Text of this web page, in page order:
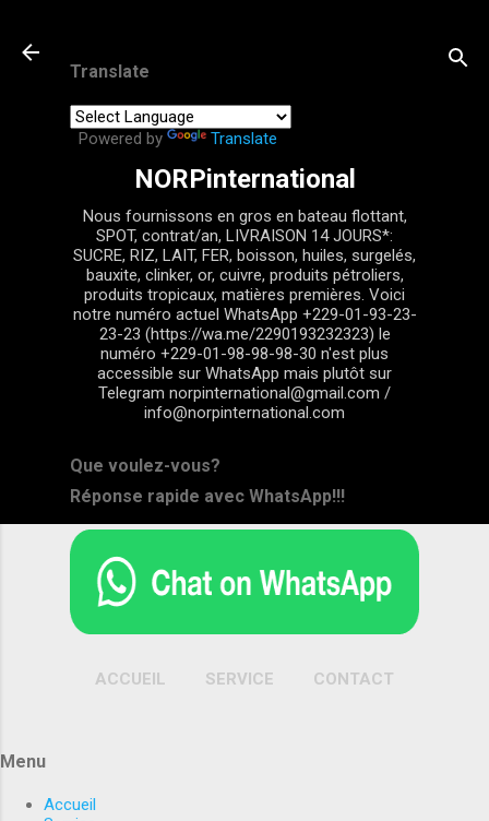
Translate
Powered by Translate
NORPinternational
Nous fournissons en gros en bateau flottant,
SPOT, contrat/an, LIVRAISON 14 JOURS*:
SUCRE, RIZ, LAIT, FER, boisson, huiles, surgelés,
bauxite, clinker, or, cuivre, produits pétroliers,
produits tropicaux, matières premières. Voici
notre numéro actuel WhatsApp +229-01-93-23-
23-23 (https://wa.me/2290193232323) le
numéro +229-01-98-98-98-30 n'est plus
accessible sur WhatsApp mais plutôt sur
Telegram norpinternational@gmail.com /
info@norpinternational.com
Que voulez-vous?
Réponse rapide avec WhatsApp!!!
ACCUEIL SERVICE CONTACT
Menu
Accueil